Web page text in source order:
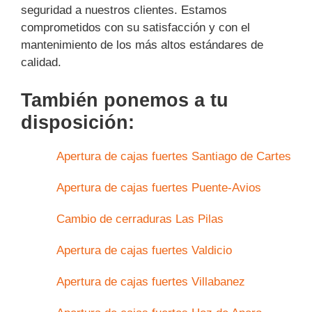
seguridad a nuestros clientes. Estamos
comprometidos con su satisfacción y con el
mantenimiento de los más altos estándares de
calidad.
También ponemos a tu
disposición:
Apertura de cajas fuertes Santiago de Cartes
Apertura de cajas fuertes Puente-Avios
Cambio de cerraduras Las Pilas
Apertura de cajas fuertes Valdicio
Apertura de cajas fuertes Villabanez